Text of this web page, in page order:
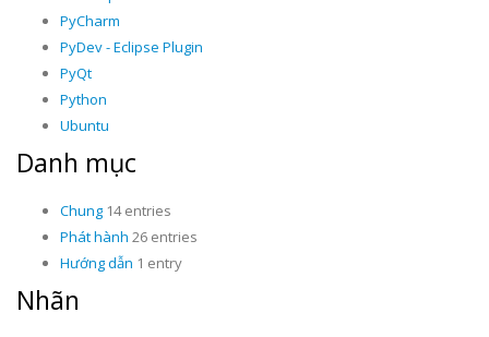
PyCharm
PyDev - Eclipse Plugin
PyQt
Python
Ubuntu
Danh mục
Chung 14 entries
Phát hành 26 entries
Hướng dẫn 1 entry
Nhãn